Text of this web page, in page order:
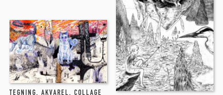
TEGNING, AKVAREL, COLLAGE